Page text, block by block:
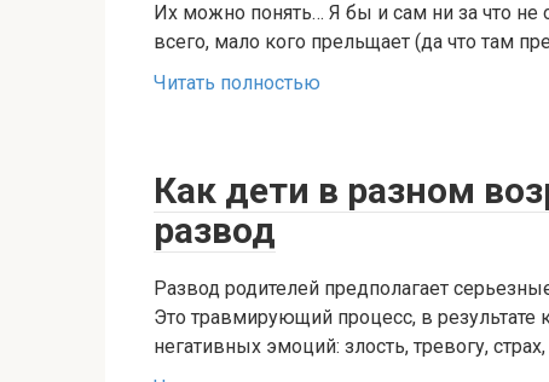
Их можно понять… Я бы и сам ни за что не
всего, мало кого прельщает (да что там
Читать полностью
Как дети в разном
развод
Развод родителей предполагает
Это травмирующий процесс, в
негативных эмоций: злость, тревогу, страх,